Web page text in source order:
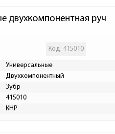
двухкомпонентная руч
Код: 415010
Универсальные
Двухкомпонентный
Зубр
415010
КНР